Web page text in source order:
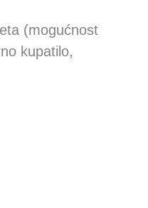
(mogućnost
kupatilo,